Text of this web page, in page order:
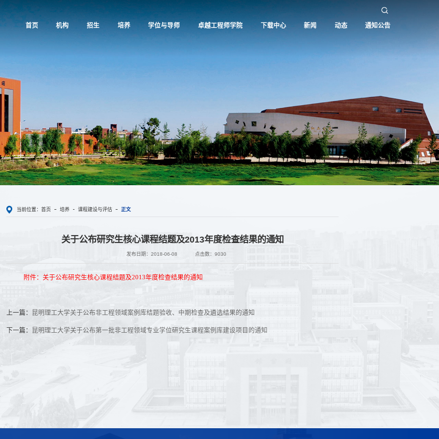
首页 机构 招生 培养 学位与导师 卓越工程师学院 下载中心 新闻 动态 通知公告
当前位置： 首页 培养 课程建设与评估 正文
关于公布研究生核心课程结题及2013年度检查结果的通知
发布日期：2018-06-08 点击数：9030
附件：关于公布研究生核心课程结题及2013年度检查结果的通知
上一篇： 昆明理工大学关于公布非工程领域案例库结题验收、中期检查及遴选结果的通知
下一篇： 昆明理工大学关于公布第一批非工程领域专业学位研究生课程案例库建设项目的通知